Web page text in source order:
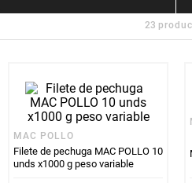
23
MAC POLLO
Filete de pechuga MAC POLLO 10
unds x1000 g peso variable